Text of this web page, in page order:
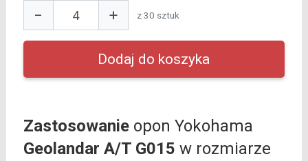
− + z 30 sztuk
Zastosowanieopon Yokohama
Geolandar A/T G015 w rozmiarze